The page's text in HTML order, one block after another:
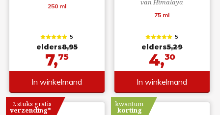
250 ml
5
elders8,95
7,75
In winkelmand
van Himalaya
75 ml
5
elders5,29
4,30
In winkelmand
2 stuks gratis
verzending*
kwantum
korting